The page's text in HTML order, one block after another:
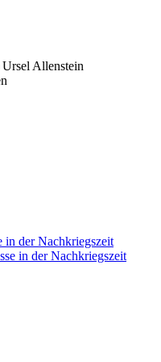
Allenstein
in der Nachkriegszeit